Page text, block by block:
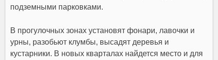
подземными парковками.
В прогулочных зонах установят фонари, лавочки и
урны, разобьют клумбы, высадят деревья и
кустарники. В новых кварталах найдется место и для